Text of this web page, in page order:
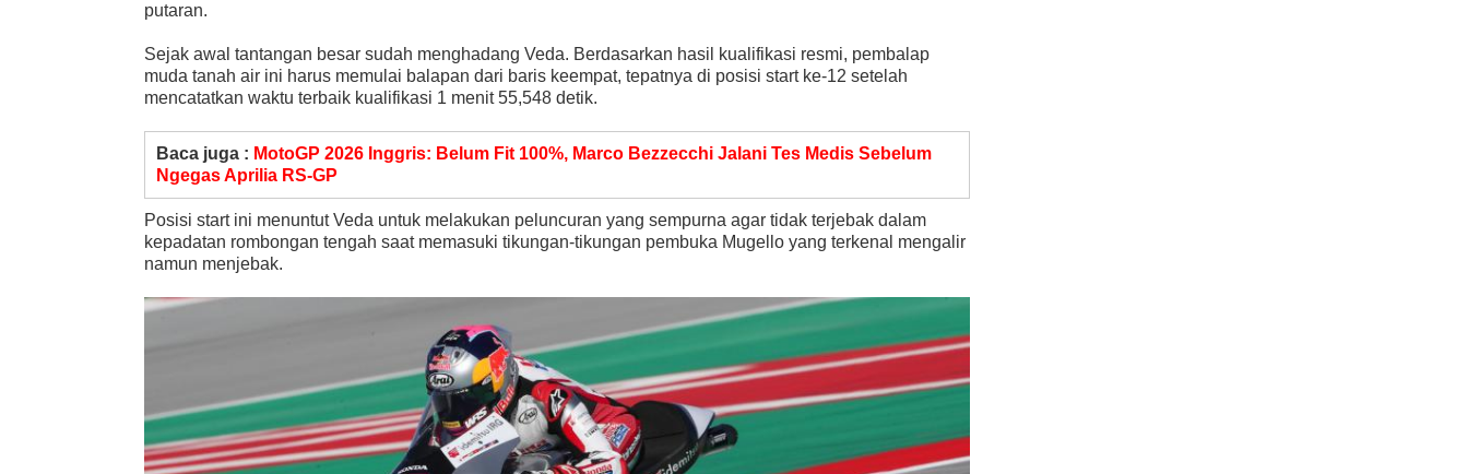
putaran.
Sejak awal tantangan besar sudah menghadang Veda. Berdasarkan hasil kualifikasi resmi, pembalap
muda tanah air ini harus memulai balapan dari baris keempat, tepatnya di posisi start ke-12 setelah
mencatatkan waktu terbaik kualifikasi 1 menit 55,548 detik.
Baca juga : MotoGP 2026 Inggris: Belum Fit 100%, Marco Bezzecchi Jalani Tes Medis Sebelum
Ngegas Aprilia RS-GP
Posisi start ini menuntut Veda untuk melakukan peluncuran yang sempurna agar tidak terjebak dalam
kepadatan rombongan tengah saat memasuki tikungan-tikungan pembuka Mugello yang terkenal mengalir
namun menjebak.